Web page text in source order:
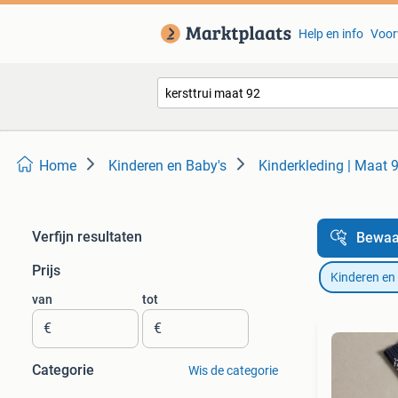
Help en info
Home Kinderen en Baby's Kinderkleding | Maat
Verfijn resultaten
Prijs
van
€
tot
€
Categorie Wis de categorie
Kinderen